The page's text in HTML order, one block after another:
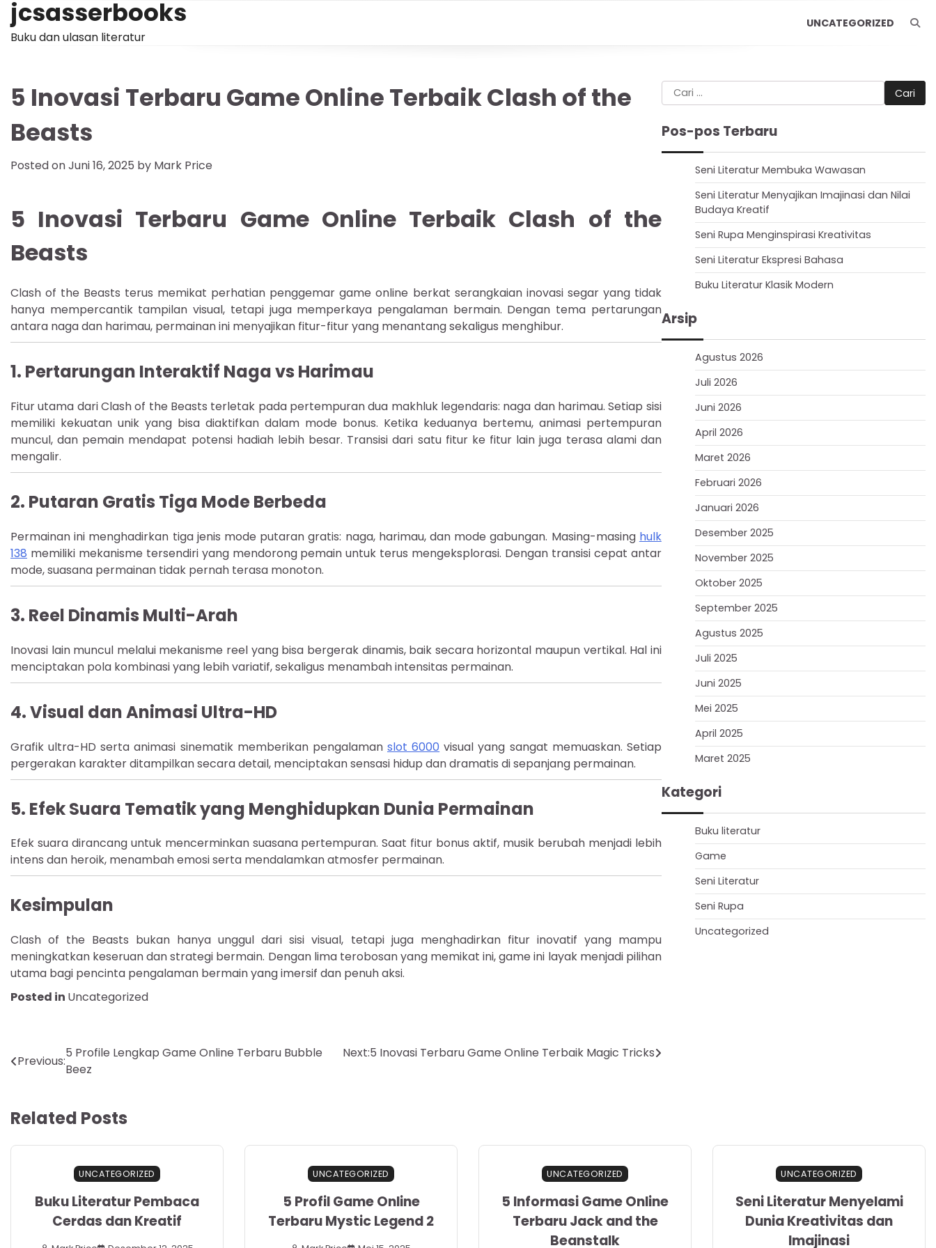
Skip
to
content
jcsasserbooks
Buku dan ulasan literatur
UNCATEGORIZED
5 Inovasi Terbaru Game Online Terbaik Clash of the
Beasts
Posted onJuni 16, 2025 by Mark Price
5 Inovasi Terbaru Game Online Terbaik Clash of the
Beasts
Clash of the Beasts terus memikat perhatian penggemar game online berkat serangkaian inovasi segar yang tidak
hanya mempercantik tampilan visual, tetapi juga memperkaya pengalaman bermain. Dengan tema pertarungan
antara naga dan harimau, permainan ini menyajikan fitur-fitur yang menantang sekaligus menghibur.
1. Pertarungan Interaktif Naga vs Harimau
Fitur utama dari Clash of the Beasts terletak pada pertempuran dua makhluk legendaris: naga dan harimau. Setiap sisi
memiliki kekuatan unik yang bisa diaktifkan dalam mode bonus. Ketika keduanya bertemu, animasi pertempuran
muncul, dan pemain mendapat potensi hadiah lebih besar. Transisi dari satu fitur ke fitur lain juga terasa alami dan
mengalir.
2. Putaran Gratis Tiga Mode Berbeda
Permainan ini menghadirkan tiga jenis mode putaran gratis: naga, harimau, dan mode gabungan. Masing-masing hulk
138 memiliki mekanisme tersendiri yang mendorong pemain untuk terus mengeksplorasi. Dengan transisi cepat antar
mode, suasana permainan tidak pernah terasa monoton.
3. Reel Dinamis Multi-Arah
Inovasi lain muncul melalui mekanisme reel yang bisa bergerak dinamis, baik secara horizontal maupun vertikal. Hal ini
menciptakan pola kombinasi yang lebih variatif, sekaligus menambah intensitas permainan.
4.Visual dan Animasi Ultra-HD
Grafik ultra-HD serta animasi sinematik memberikan pengalaman slot 6000 visual yang sangat memuaskan. Setiap
pergerakan karakter ditampilkan secara detail, menciptakan sensasi hidup dan dramatis di sepanjang permainan.
5. Efek Suara Tematik yang Menghidupkan Dunia Permainan
Efek suara dirancang untuk mencerminkan suasana pertempuran. Saat fitur bonus aktif, musik berubah menjadi lebih
intens dan heroik, menambah emosi serta mendalamkan atmosfer permainan.
Kesimpulan
Clash of the Beasts bukan hanya unggul dari sisi visual, tetapi juga menghadirkan fitur inovatif yang mampu
meningkatkan keseruan dan strategi bermain. Dengan lima terobosan yang memikat ini, game ini layak menjadi pilihan
utama bagi pencinta pengalaman bermain yang imersif dan penuh aksi.
Posted in Uncategorized
Navigasi
Previous:
5 Profile Lengkap Game Online Terbaru Bubble
Beez
Next:5 Inovasi Terbaru Game Online Terbaik Magic Tricks
Cari
untuk:
Pos-pos Terbaru
Seni Literatur Membuka Wawasan
Seni Literatur Menyajikan Imajinasi dan Nilai
Budaya Kreatif
Seni Rupa Menginspirasi Kreativitas
Seni Literatur Ekspresi Bahasa
Buku Literatur Klasik Modern
Arsip
Agustus 2026
Juli 2026
Juni 2026
April 2026
Maret 2026
Februari 2026
Januari 2026
Desember 2025
November 2025
Oktober 2025
September 2025
Agustus 2025
Juli 2025
Juni 2025
Mei 2025
April 2025
Maret 2025
Kategori
Buku literatur
Game
Seni Literatur
Seni Rupa
Uncategorized
Related Posts
UNCATEGORIZED
Buku Literatur Pembaca
Cerdas dan Kreatif
UNCATEGORIZED
5 Profil Game Online
Terbaru Mystic Legend 2
UNCATEGORIZED
5 Informasi Game Online
Terbaru Jack and the
Beanstalk
UNCATEGORIZED
Seni Literatur Menyelami
Dunia Kreativitas dan
Imajinasi